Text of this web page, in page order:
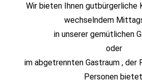
Wir bieten Ihnen gutbürgerliche
wechselndem
in unserer gemütlichen
oder
im abgetrennten Gastraum , der
Personen